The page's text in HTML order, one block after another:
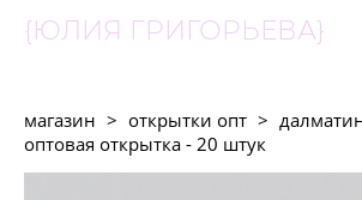
{ЮЛИЯ ГРИГОРЬЕВА}
магазин > открытки опт >
оптовая открытка - 20 штук